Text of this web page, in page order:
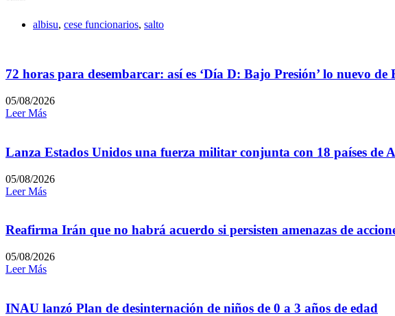
albisu, cese funcionarios, salto
72 horas para desembarcar: así es ‘Día D: Bajo Presión’ lo nuevo de
05/08/2026
Leer Más
Lanza Estados Unidos una fuerza militar conjunta con 18 países de
05/08/2026
Leer Más
Reafirma Irán que no habrá acuerdo si persisten amenazas de
05/08/2026
Leer Más
INAU lanzó Plan de desinternación de niños de 0 a 3 años de edad